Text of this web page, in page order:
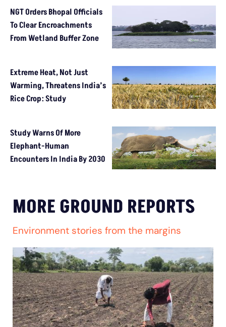
NGT Orders Bhopal Officials
To Clear Encroachments
From Wetland Buffer Zone
Extreme Heat, Not Just
Warming, Threatens India’s
Rice Crop: Study
Study Warns Of More
Elephant-Human
Encounters In India By 2030
MORE GROUND REPORTS
Environment stories from the margins